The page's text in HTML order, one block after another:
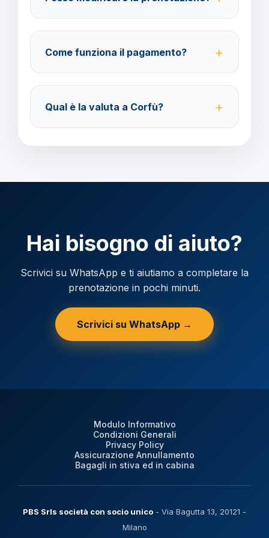
prima della partenza con un costo di 70 euro a
modifica.
Come funziona il pagamento?
Acconto del 40% alla prenotazione, saldo 30 giorni
prima della partenza.
Qual è la valuta a Corfù?
Hai bisogno di aiuto?
Scrivici su WhatsApp e ti aiutiamo a completare la
prenotazione in pochi minuti.
Scrivici su WhatsApp →
Modulo Informativo
Condizioni Generali
Privacy Policy
Assicurazione Annullamento
Bagagli in stiva ed in cabina
PBS Srls società con socio unico - Via Bagutta 13, 20121 -
Milano